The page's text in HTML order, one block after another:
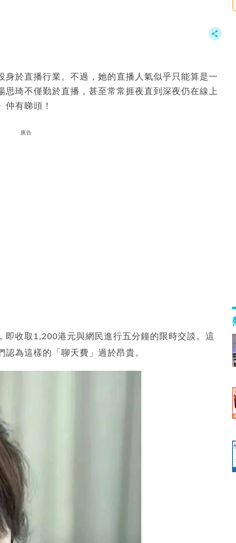
於直播行業。不過，她的直播人氣似乎只能算是一
琦不僅勤於直播，甚至常常捱夜直到深夜仍在線上
有睇頭！
廣告
即收取1,200港元與網民進行五分鐘的限時交談。這
為這樣的「聊天費」過於昂貴。